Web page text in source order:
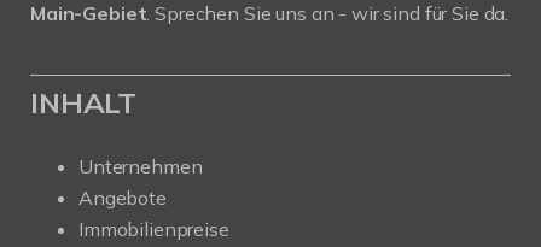
Main-Gebiet. Sprechen Sie uns an - wir sind für Sie da.
INHALT
Unternehmen
Angebote
Immobilienpreise